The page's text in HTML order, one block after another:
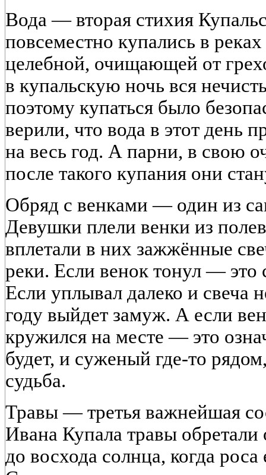
Вода — вторая стихия
повсеместно купались в
целебной, очищающей от
в купальскую ночь вся
поэтому купаться было
верили, что вода в этот день
на весь год. А парни, в свою
после такого купания они
Обряд с венками — один из
Девушки плели венки из
вплетали в них зажжённые
реки. Если венок тонул — это
Если уплывал далеко и свеча
году выйдет замуж. А если
кружился на месте — это
будет, и суженый где-то
судьба.
Травы — третья важнейшая
Ивана Купала травы
до восхода солнца, когда